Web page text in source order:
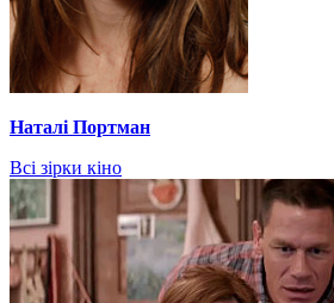
Наталі Портман
Всі зірки кіно